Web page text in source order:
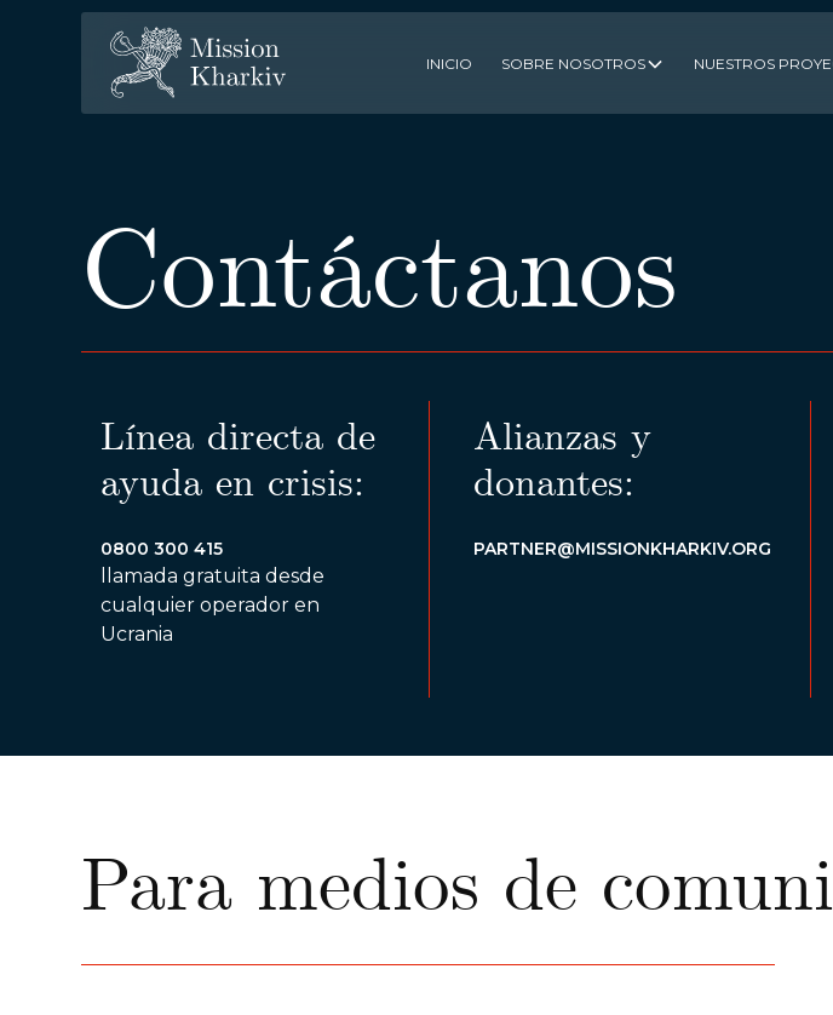
INICIO SOBRE NOSOTROS NUESTROS
Contáctanos
Línea directa de
ayuda en crisis:
0800 300 415
llamada gratuita desde
cualquier operador en
Ucrania
Alianzas y
donantes:
PARTNER@MISSIONKHARKIV.ORG
Para medios de